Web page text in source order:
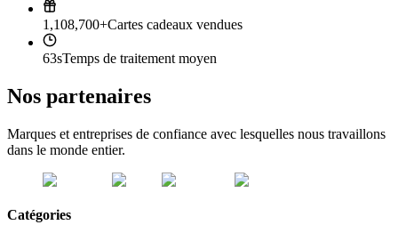
1,108,700+Cartes cadeaux vendues
63sTemps de traitement moyen
Nos partenaires
Marques et entreprises de confiance avec lesquelles nous travaillons
dans le monde entier.
Catégories